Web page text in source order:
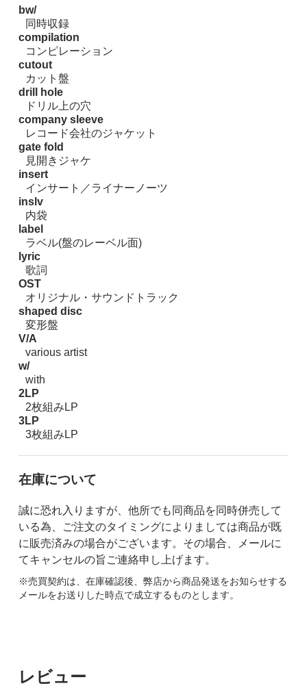
bw/
同時収録
compilation
コンピレーション
cutout
カット盤
drill hole
ドリル上の穴
company sleeve
レコード会社のジャケット
gate fold
見開きジャケ
insert
インサート／ライナーノーツ
inslv
内袋
label
ラベル(盤のレーベル面)
lyric
歌詞
OST
オリジナル・サウンドトラック
shaped disc
変形盤
V/A
various artist
w/
with
2LP
2枚組みLP
3LP
3枚組みLP
在庫について
誠に恐れ入りますが、他所でも同商品を同時併売して
いる為、ご注文のタイミングによりましては商品が既
に販売済みの場合がございます。その場合、メールに
てキャンセルの旨ご連絡申し上げます。
※売買契約は、在庫確認後、弊店から商品発送をお知らせする
メールをお送りした時点で成立するものとします。
レビュー